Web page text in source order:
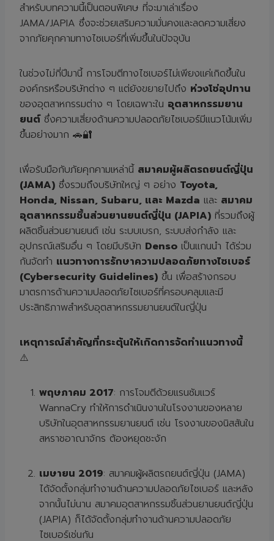
สำหรับบทความนี้เป็นตอนพิเศษ ที่จะมาเล่าเรื่อง
JAMA/JAPIA ซึ่งจะช่วยเสริมความมั่นคงและลดความเสี่ยง
จากภัยคุกคามทางไซเบอร์ที่เพิ่มขึ้นในปัจจุบัน
ในช่วงไม่กี่ปีมานี้ การโจมตีทางไซเบอร์ไม่เพียงแค่เกิดขึ้นใน
องค์กรหรือบริษัทต่าง ๆ แต่ยังขยายไปถึง ห่วงโซ่อุปทาน
ของอุตสาหกรรมต่าง ๆ โดยเฉพาะใน อุตสาหกรรมยาน
ยนต์ซึ่งความเสี่ยงด้านความปลอดภัยไซเบอร์มีแนวโน้มเพิ่ม
ขึ้นอย่างมาก 🚗🔐
เพื่อรับมือกับภัยคุกคามเหล่านี้ สมาคมผู้ผลิตรถยนต์ญี่ปุ่น
(JAMA) ซึ่งรวมถึงบริษัทใหญ่ ๆ อย่าง Toyota,
Honda, Nissan, Subaru, และ Mazda และ สมาคม
อุตสาหกรรมชิ้นส่วนยานยนต์ญี่ปุ่น (JAPIA) ที่รวมถึงผู้
ผลิตชิ้นส่วนยานยนต์ เช่น ระบบเบรก, ระบบส่งกำลัง และ
อุปกรณ์เสริมอื่น ๆ โดยมีบริษัท Denso เป็นแกนนำ ได้ร่วม
กันจัดทำ แนวทางการรักษาความปลอดภัยทางไซเบอร์
(Cybersecurity Guidelines) ขึ้น เพื่อสร้างกรอบ
มาตรการด้านความปลอดภัยไซเบอร์ที่ครอบคลุมและมี
ประสิทธิภาพสำหรับอุตสาหกรรมยานยนต์ในญี่ปุ่น
เหตุการณ์สำคัญที่กระตุ้นให้เกิดการจัดทำแนวทางนี้
⚠️
พฤษภาคม 2017: การโจมตีด้วยแรนซัมแวร์
WannaCry ทำให้การดำเนินงานในโรงงานของหลาย
บริษัทในอุตสาหกรรมยานยนต์ เช่น โรงงานของนิสสันใน
สหราชอาณาจักร ต้องหยุดชะงัก
เมษายน 2019: สมาคมผู้ผลิตรถยนต์ญี่ปุ่น (JAMA)
ได้จัดตั้งกลุ่มทำงานด้านความปลอดภัยไซเบอร์ และหลัง
จากนั้นไม่นาน สมาคมอุตสาหกรรมชิ้นส่วนยานยนต์ญี่ปุ่น
(JAPIA) ก็ได้จัดตั้งกลุ่มทำงานด้านความปลอดภัย
ไซเบอร์เช่นกัน